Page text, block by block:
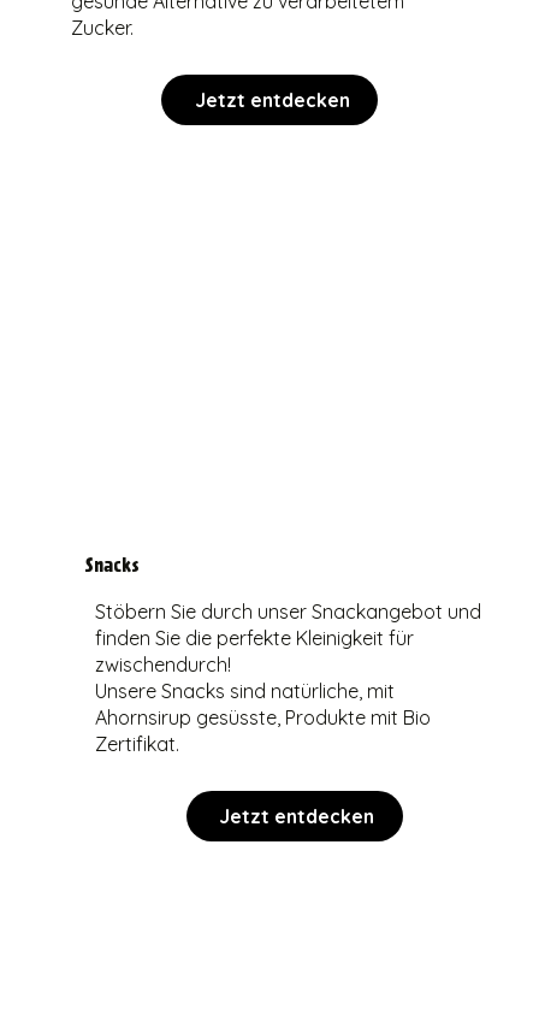
Jetzt entdecken
Zucker.
Jetzt entdecken
Stöbern Sie durch unser Snackangebot und
finden Sie die perfekte Kleinigkeit für
zwischendurch!
Unsere Snacks sind natürliche, mit
Ahornsirup gesüsste, Produkte mit Bio
Zertifikat.
Snacks